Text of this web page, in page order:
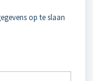
op te slaan